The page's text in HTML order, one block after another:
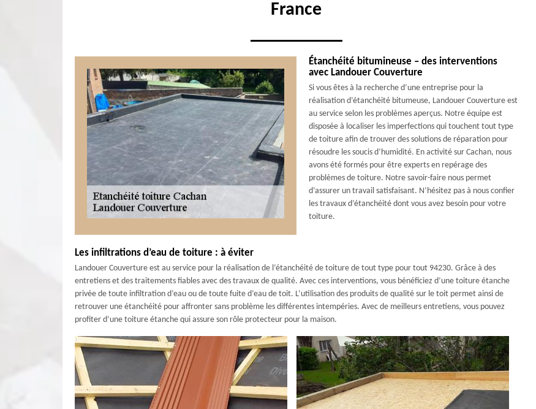
France
Étanchéité bitumineuse – des interventions
avec Landouer Couverture
Si vous êtes à la recherche d’une entreprise pour la
réalisation d’étanchéité bitumeuse, Landouer Couverture est
au service selon les problèmes aperçus. Notre équipe est
disposée à localiser les imperfections qui touchent tout type
de toiture afin de trouver des solutions de réparation pour
résoudre les soucis d’humidité. En activité sur Cachan, nous
avons été formés pour être experts en repérage des
problèmes de toiture. Notre savoir-faire nous permet
d’assurer un travail satisfaisant. N’hésitez pas à nous confier
les travaux d’étanchéité dont vous avez besoin pour votre
toiture.
Les infiltrations d’eau de toiture : à éviter
Landouer Couverture est au service pour la réalisation de l’étanchéité de toiture de tout type pour tout 94230. Grâce à des
entretiens et des traitements fiables avec des travaux de qualité. Avec ces interventions, vous bénéficiez d’une toiture étanche
privée de toute infiltration d’eau ou de toute fuite d’eau de toit. L’utilisation des produits de qualité sur le toit permet ainsi de
retrouver une étanchéité pour affronter sans problème les différentes intempéries. Avec de meilleurs entretiens, vous pouvez
profiter d’une toiture étanche qui assure son rôle protecteur pour la maison.